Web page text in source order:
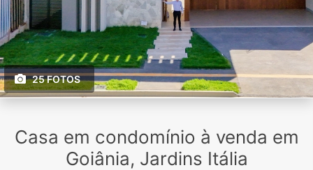
25 FOTOS
Casa em condomínio à venda em
Goiânia, Jardins Itália